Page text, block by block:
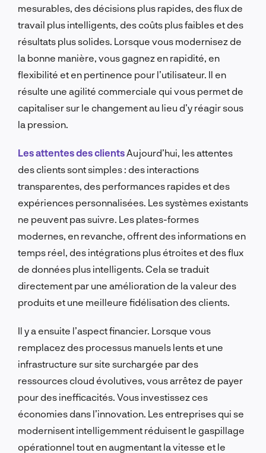
mesurables, des décisions plus rapides, des flux de
travail plus intelligents, des coûts plus faibles et des
résultats plus solides. Lorsque vous modernisez de
la bonne manière, vous gagnez en rapidité, en
flexibilité et en pertinence pour l’utilisateur. Il en
résulte une agilité commerciale qui vous permet de
capitaliser sur le changement au lieu d’y réagir sous
la pression.
Les attentes des clients Aujourd’hui, les attentes
des clients sont simples : des interactions
transparentes, des performances rapides et des
expériences personnalisées. Les systèmes existants
ne peuvent pas suivre. Les plates-formes
modernes, en revanche, offrent des informations en
temps réel, des intégrations plus étroites et des flux
de données plus intelligents. Cela se traduit
directement par une amélioration de la valeur des
produits et une meilleure fidélisation des clients.
Il y a ensuite l’aspect financier. Lorsque vous
remplacez des processus manuels lents et une
infrastructure sur site surchargée par des
ressources cloud évolutives, vous arrêtez de payer
pour des inefficacités. Vous investissez ces
économies dans l’innovation. Les entreprises qui se
modernisent intelligemment réduisent le gaspillage
opérationnel tout en augmentant la vitesse et le